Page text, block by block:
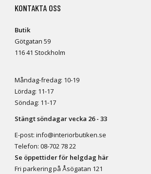
KONTAKTA OSS
Butik
Götgatan 59
116 41 Stockholm
Måndag-fredag: 10-19
Lördag: 11-17
Söndag: 11-17
Stängt söndagar vecka 26 - 33
E-post: info@interiorbutiken.se
Telefon: 08-702 78 22
Se öppettider för helgdag här
Fri parkering på Åsögatan 121